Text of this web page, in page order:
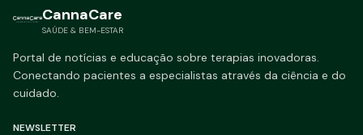
CannaCare
SAÚDE & BEM-ESTAR
Portal de notícias e educação sobre terapias inovadoras.
Conectando pacientes a especialistas através da ciência e do
cuidado.
NEWSLETTER